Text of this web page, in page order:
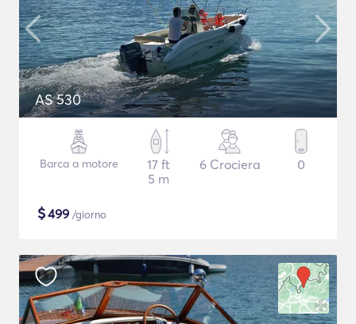
AS 530
Barca a motore
17 ft
5 m
6 Crociera 0
$499 /giorno